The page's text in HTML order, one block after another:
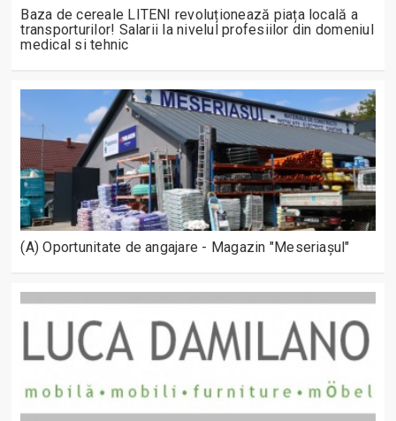
Baza de cereale LITENI revoluționează piața locală a
transporturilor! Salarii la nivelul profesiilor din domeniul
medical si tehnic
(A) Oportunitate de angajare - Magazin "Meseriașul"